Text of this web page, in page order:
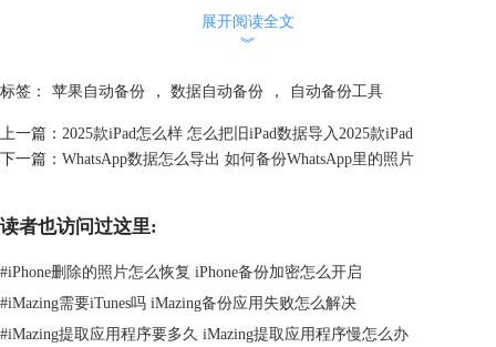
图2：剩余次数
展开阅读全文
︾
标签： 苹果自动备份 ， 数据自动备份 ， 自动备份工具
上一篇： 2025款iPad怎么样 怎么把旧iPad数据导入2025款iPad
下一篇： WhatsApp数据怎么导出 如何备份WhatsApp里的照片
读者也访问过这里:
#iPhone删除的照片怎么恢复 iPhone备份加密怎么开启
#iMazing需要iTunes吗 iMazing备份应用失败怎么解决
#iMazing提取应用程序要多久 iMazing提取应用程序慢怎么办